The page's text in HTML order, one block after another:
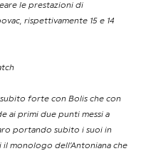
le prestazioni di
rispettivamente 15 e 14
subito forte con Bolis che con
ai primi due punti messi a
portando subito i suoi in
il monologo dell’Antoniana che